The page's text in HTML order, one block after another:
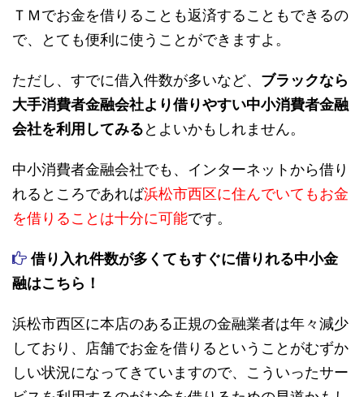
ＴＭでお金を借りることも返済することもできるの
で、とても便利に使うことができますよ。
ただし、すでに借入件数が多いなど、 ブラックなら
大手消費者金融会社より借りやすい中小消費者金融
会社を利用してみるとよいかもしれません。
中小消費者金融会社でも、インターネットから借り
れるところであれば浜松市西区に住んでいてもお金
を借りることは十分に可能です。
借り入れ件数が多くてもすぐに借りれる中小金
融はこちら！
浜松市西区に本店のある正規の金融業者は年々減少
しており、店舗でお金を借りるということがむずか
しい状況になってきていますので、こういったサー